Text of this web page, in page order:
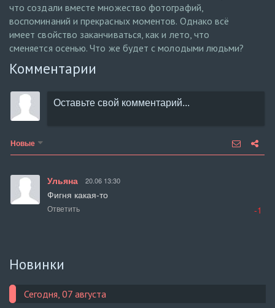
что создали вместе множество фотографий,
воспоминаний и прекрасных моментов. Однако всё
имеет свойство заканчиваться, как и лето, что
сменяется осенью. Что же будет с молодыми людьми?
Комментарии
Новые
Ульяна 20.06 13:30
Фигня какая-то
Ответить -1
Новинки
Сегодня, 07 августа